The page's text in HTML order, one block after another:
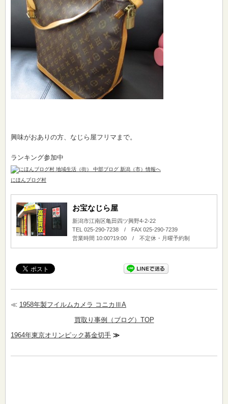
興味がおありの方、なじら屋フリマまで。
ランキング参加中
にほんブログ村
お宝なじら屋
新潟市江南区亀田四ツ興野4-2-22
TEL 025-290-7238 / FAX 025-290-7239
営業時間 10:00?19:00 / 不定休・月曜予約制
≪ 1958年製フイルムカメラ コニカⅢA
買取り事例（ブログ）TOP
1964年東京オリンピック募金切手 ≫